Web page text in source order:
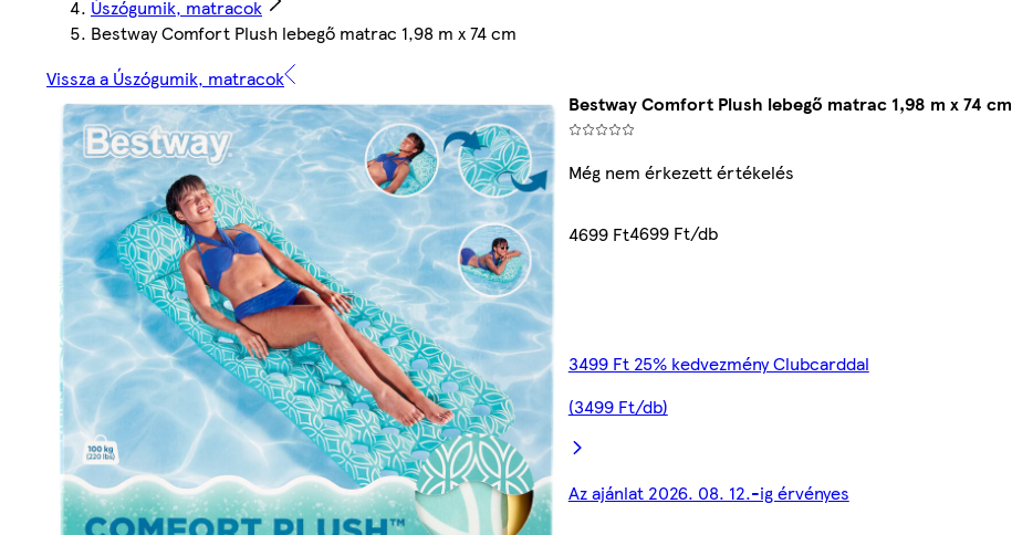
Úszógumik, matracok
Bestway Comfort Plush lebegő matrac 1,98 m x 74 cm
Vissza a Úszógumik, matracok
Bestway Comfort Plush lebegő matrac 1,98 m x 74 cm
Még nem érkezett értékelés
4699 Ft4699 Ft/db
3499 Ft 25% kedvezmény Clubcarddal
(3499 Ft/db)
Az ajánlat 2026. 08. 12.-ig érvényes